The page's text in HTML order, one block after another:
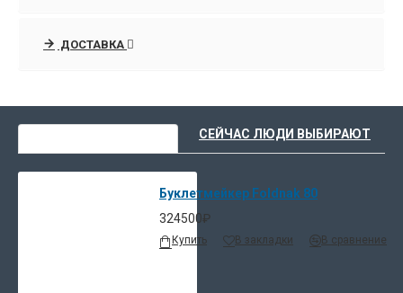
ДОСТАВКА
СЕЙЧАС ЛЮДИ ВЫБИРАЮТ
Буклетмейкер Foldnak 80
324500₽
Купить В закладки В сравнение